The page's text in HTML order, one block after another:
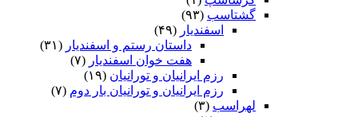
گشتاسب (۹۳)
اسفندیار (۴۹)
داستان رستم و اسفندیار (۳۱)
هفت خوان اسفندیار (۷)
رزم ایرانیان و تورانیان (۱۹)
رزم ایرانیان و تورانیان بار دوم (۷)
لهراسب (۳)